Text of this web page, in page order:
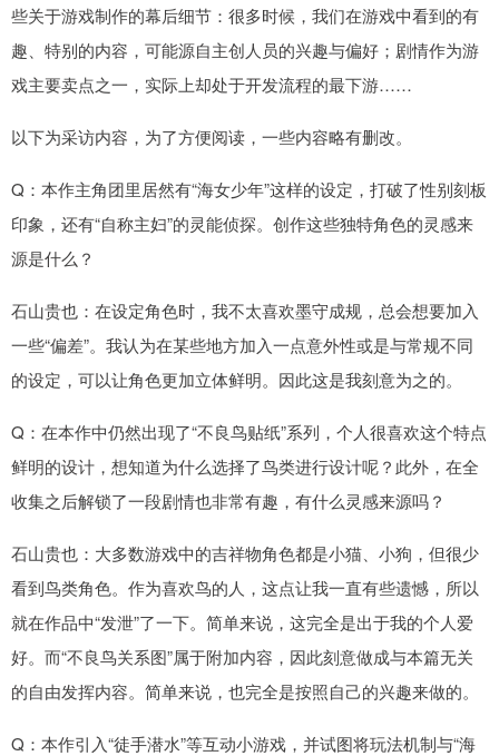
些关于游戏制作的幕后细节：很多时候，我们在游戏中看到的有
趣、特别的内容，可能源自主创人员的兴趣与偏好；剧情作为游
戏主要卖点之一，实际上却处于开发流程的最下游……
以下为采访内容，为了方便阅读，一些内容略有删改。
Q：本作主角团里居然有“海女少年”这样的设定，打破了性别刻板
印象，还有“自称主妇”的灵能侦探。创作这些独特角色的灵感来
源是什么？
石山贵也：在设定角色时，我不太喜欢墨守成规，总会想要加入
一些“偏差”。我认为在某些地方加入一点意外性或是与常规不同
的设定，可以让角色更加立体鲜明。因此这是我刻意为之的。
Q：在本作中仍然出现了“不良鸟贴纸”系列，个人很喜欢这个特点
鲜明的设计，想知道为什么选择了鸟类进行设计呢？此外，在全
收集之后解锁了一段剧情也非常有趣，有什么灵感来源吗？
石山贵也：大多数游戏中的吉祥物角色都是小猫、小狗，但很少
看到鸟类角色。作为喜欢鸟的人，这点让我一直有些遗憾，所以
就在作品中“发泄”了一下。简单来说，这完全是出于我的个人爱
好。而“不良鸟关系图”属于附加内容，因此刻意做成与本篇无关
的自由发挥内容。简单来说，也完全是按照自己的兴趣来做的。
Q：本作引入“徒手潜水”等互动小游戏，并试图将玩法机制与“海